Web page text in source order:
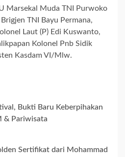
Marsekal Muda TNI Purwoko
TNI Bayu Permana,
Laut (P) Edi Kuswanto,
Kolonel Pnb Sidik
Kasdam VI/Mlw.
Bukti Baru Keberpihakan
& Pariwisata
Sertifikat dari Mohammad